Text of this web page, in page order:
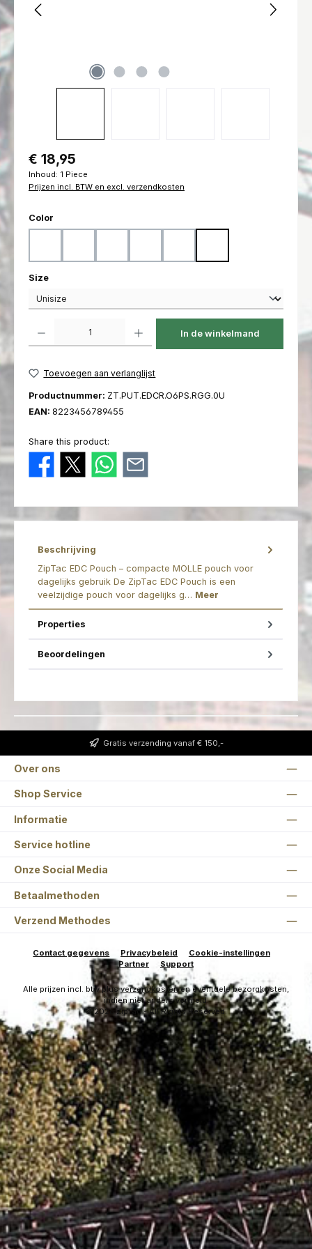
Normale prijs:
€ 18,95
Inhoud: 1 Piece
Prijzen incl. BTW en excl. verzendkosten
Selecteer
Color
Selecteer
Size
In de winkelmand
Toevoegen aan verlanglijst
Productnummer: ZT.PUT.EDCR.O6PS.RGG.0U
EAN: 8223456789455
Share this product:
Beschrijving
ZipTac EDC Pouch – compacte MOLLE pouch voor
dagelijks gebruik De ZipTac EDC Pouch is een
veelzijdige pouch voor dagelijks g… Meer
Properties
Beoordelingen
Gratis verzending vanaf € 150,-
Over ons
Shop Service
Informatie
Service hotline
Onze Social Media
Betaalmethoden
Verzend Methodes
Contact gegevens Privacybeleid
Cookie-instellingen
Partner
Support
Alle prijzen incl. btw plusverzendkostenen eventuele bezorgkosten,
indien niet anders vermeld.
© 2026 ZipTac - All Rights Reserved.